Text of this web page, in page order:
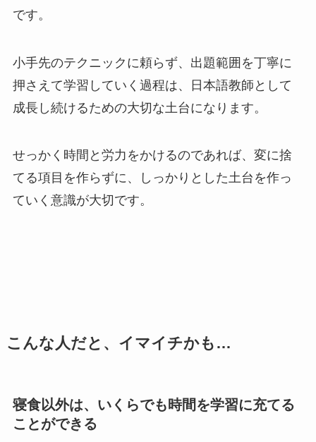
です。
小手先のテクニックに頼らず、出題範囲を丁寧に
押さえて学習していく過程は、日本語教師として
成長し続けるための大切な土台になります。
せっかく時間と労力をかけるのであれば、変に捨
てる項目を作らずに、しっかりとした土台を作っ
ていく意識が大切です。
こんな人だと、イマイチかも…
寝食以外は、いくらでも時間を学習に充てる
ことができる